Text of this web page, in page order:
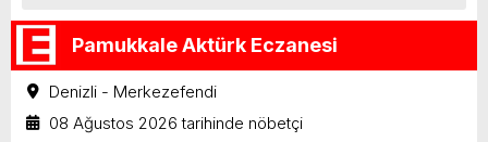
Pamukkale Aktürk Eczanesi
Denizli - Merkezefendi
08 Ağustos 2026 tarihinde nöbetçi